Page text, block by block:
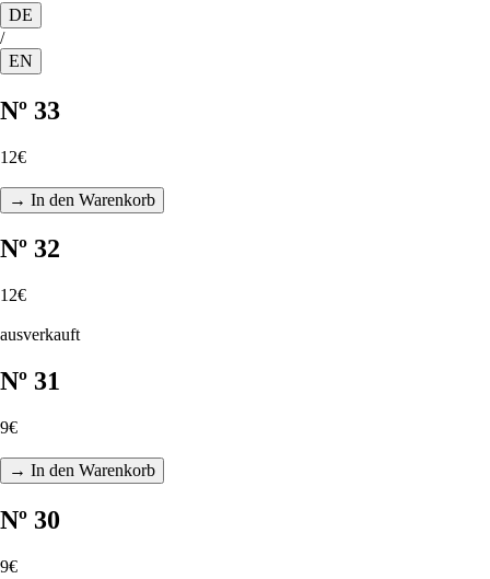
DE
/
EN
Nº 33
12€
→ In den Warenkorb
Nº 32
12€
ausverkauft
Nº 31
9€
→ In den Warenkorb
Nº 30
9€